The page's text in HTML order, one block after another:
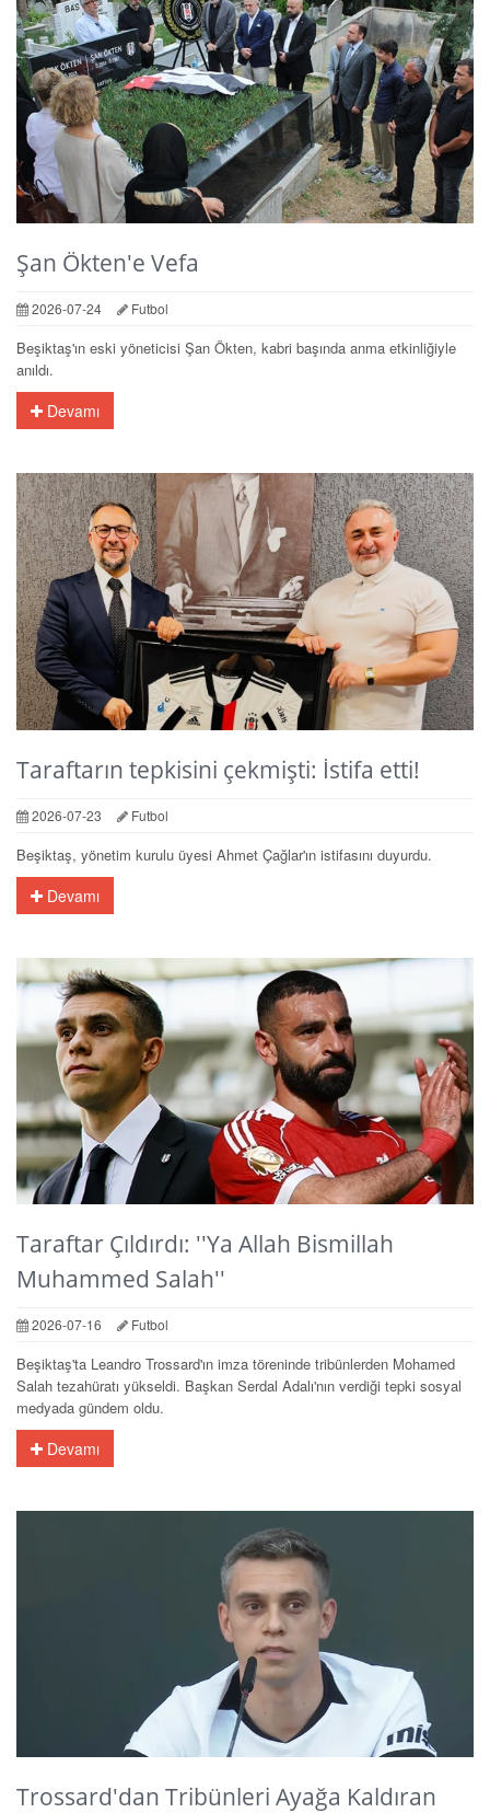
Şan Ökten'e Vefa
2026-07-24 Futbol
Beşiktaş'ın eski yöneticisi Şan Ökten, kabri başında anma etkinliğiyle
anıldı.
Devamı
Taraftarın tepkisini çekmişti: İstifa etti!
2026-07-23 Futbol
Beşiktaş, yönetim kurulu üyesi Ahmet Çağlar'ın istifasını duyurdu.
Devamı
Taraftar Çıldırdı: ''Ya Allah Bismillah
Muhammed Salah''
2026-07-16 Futbol
Beşiktaş'ta Leandro Trossard'ın imza töreninde tribünlerden Mohamed
Salah tezahüratı yükseldi. Başkan Serdal Adalı'nın verdiği tepki sosyal
medyada gündem oldu.
Devamı
Trossard'dan Tribünleri Ayağa Kaldıran